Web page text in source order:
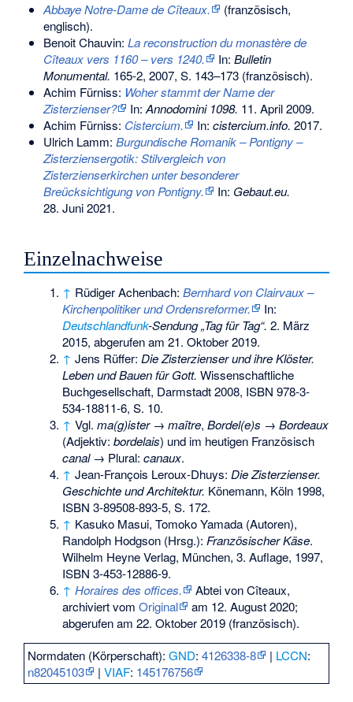
Abbaye Notre-Dame de Cîteaux.
(französisch,
englisch).
Benoit Chauvin: La reconstruction du monastère de
Cîteaux vers 1160 – vers 1240.
In: Bulletin
Monumental. 165-2, 2007, S. 143–173(französisch).
Achim Fürniss: Woher stammt der Name der
Zisterzienser?
In:Annodomini 1098. 11. April 2009.
Achim Fürniss: Cistercium. In: cistercium.info. 2017.
Ulrich Lamm: Burgundische Romanik – Pontigny –
Zisterziensergotik: Stilvergleich von
Zisterzienserkirchen unter besonderer
Breücksichtigung von Pontigny.
In: Gebaut.eu.
28. Juni 2021.
Einzelnachweise
↑ Rüdiger Achenbach:Bernhard von Clairvaux –
Kirchenpolitiker und Ordensreformer.
In:
Deutschlandfunk-Sendung „Tag für Tag“. 2. März
2015, abgerufen am 21. Oktober 2019.
↑ Jens Rüffer:Die Zisterzienser und ihre Klöster.
Leben und Bauen für Gott. Wissenschaftliche
Buchgesellschaft, Darmstadt 2008, ISBN 978-3-
534-18811-6, S. 10.
↑ Vgl.ma(g)ister → maître,Bordel(e)s → Bordeaux
(Adjektiv:bordelais) und im heutigen Französisch
canal→ Plural:canaux.
↑ Jean-François Leroux-Dhuys:Die Zisterzienser.
Geschichte und Architektur. Könemann, Köln 1998,
ISBN 3-89508-893-5, S. 172.
↑ Kasuko Masui, Tomoko Yamada (Autoren),
Randolph Hodgson (Hrsg.): Französischer Käse.
Wilhelm Heyne Verlag, München, 3. Auflage, 1997,
ISBN 3-453-12886-9.
↑ Horaires des offices.
Abtei von Cîteaux,
archiviert vomOriginal am 12. August 2020;
abgerufen am 22. Oktober 2019 (französisch).
Normdaten (Körperschaft):GND:4126338-8 | LCCN:
n82045103
|VIAF: 145176756